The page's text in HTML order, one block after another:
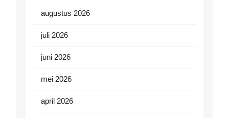
augustus 2026
juli 2026
juni 2026
mei 2026
april 2026